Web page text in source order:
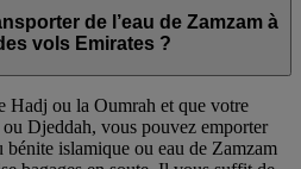
de l’eau de Zamzam à
vols Emirates ?
Hadj ou la Oumrah et que votre
Djeddah, vous pouvez emporter
bénite islamique ou eau de Zamzam